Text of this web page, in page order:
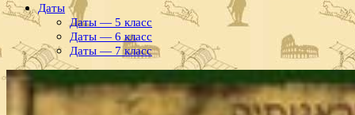
Даты
Даты — 5 класс
Даты — 6 класс
Даты — 7 класс